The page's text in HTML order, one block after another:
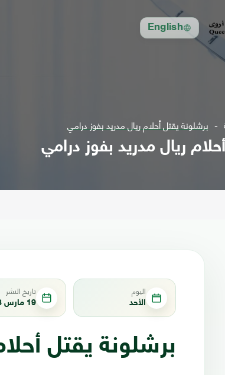
English
برشلونة يقتل أحلام ريال مدريد بفوز درامي
ريال مدريد بفوز درامي
اليوم
الأحد
تاريخ النشر
19 مارس 2023
برشلونة يقتل